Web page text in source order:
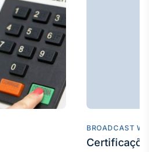
Componentes
para conteúdos e
funcionalidades
Broadcast
Wallboard
Conteúdos e
dados para
BROADCAST